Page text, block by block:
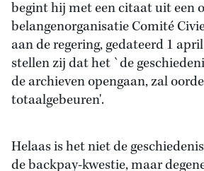
begint hij met een citaat uit een
belangenorganisatie Comité
aan de regering, gedateerd 1
stellen zij dat het `de
de archieven opengaan, zal
totaalgebeuren'.
Helaas is het niet de
de backpay-kwestie, maar